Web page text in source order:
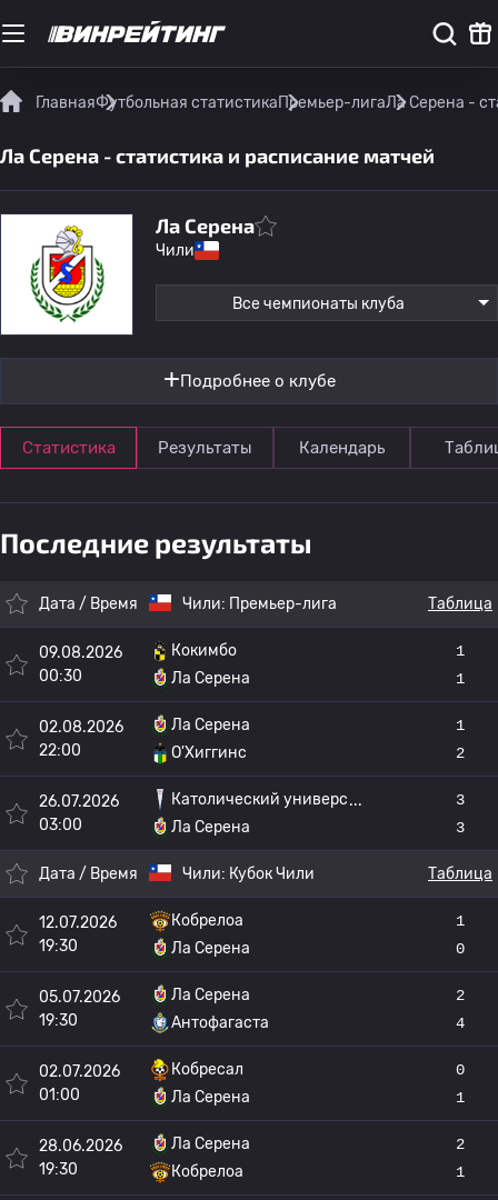
ГлавнаяФутбольная статистикаПремьер-лигаЛа Серена -
Ла Серена - статистика и расписание матчей
Ла Серена
Чили
Все чемпионаты клуба
Подробнее о клубе
Статистика Результаты Календарь
Последние результаты
Дата / Время Чили: Премьер-лига Таблица
09.08.2026
00:30
Кокимбо
Ла Серена
1
1
02.08.2026
22:00
Ла Серена
О'Хиггинс
1
2
26.07.2026
03:00
Католический универс
Ла Серена
3
3
Дата / Время Чили: Кубок Чили Таблица
12.07.2026
19:30
Кобрелоа
Ла Серена
1
0
05.07.2026
19:30
Ла Серена
Антофагаста
2
4
02.07.2026
01:00
Кобресал
Ла Серена
0
1
28.06.2026
19:30
Ла Серена
Кобрелоа
2
1